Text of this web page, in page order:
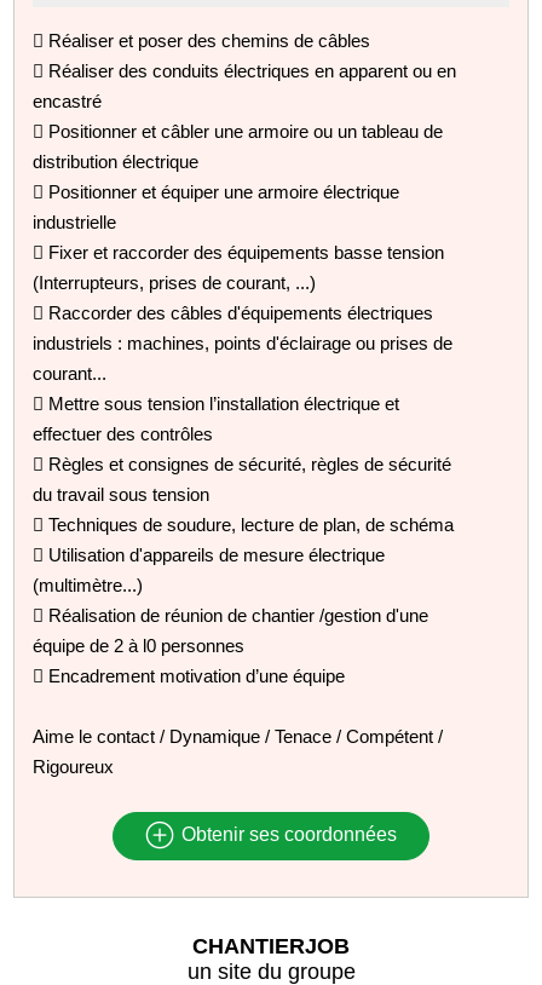
 Réaliser et poser des chemins de câbles
 Réaliser des conduits électriques en apparent ou en
encastré
 Positionner et câbler une armoire ou un tableau de
distribution électrique
 Positionner et équiper une armoire électrique
industrielle
 Fixer et raccorder des équipements basse tension
(Interrupteurs, prises de courant, ...)
 Raccorder des câbles d'équipements électriques
industriels : machines, points d'éclairage ou prises de
courant...
 Mettre sous tension l’installation électrique et
effectuer des contrôles
 Règles et consignes de sécurité, règles de sécurité
du travail sous tension
 Techniques de soudure, lecture de plan, de schéma
 Utilisation d'appareils de mesure électrique
(multimètre...)
 Réalisation de réunion de chantier /gestion d'une
équipe de 2 à l0 personnes
 Encadrement motivation d’une équipe
Aime le contact / Dynamique / Tenace / Compétent /
Rigoureux
Obtenir ses coordonnées
CHANTIERJOB
un site du groupe